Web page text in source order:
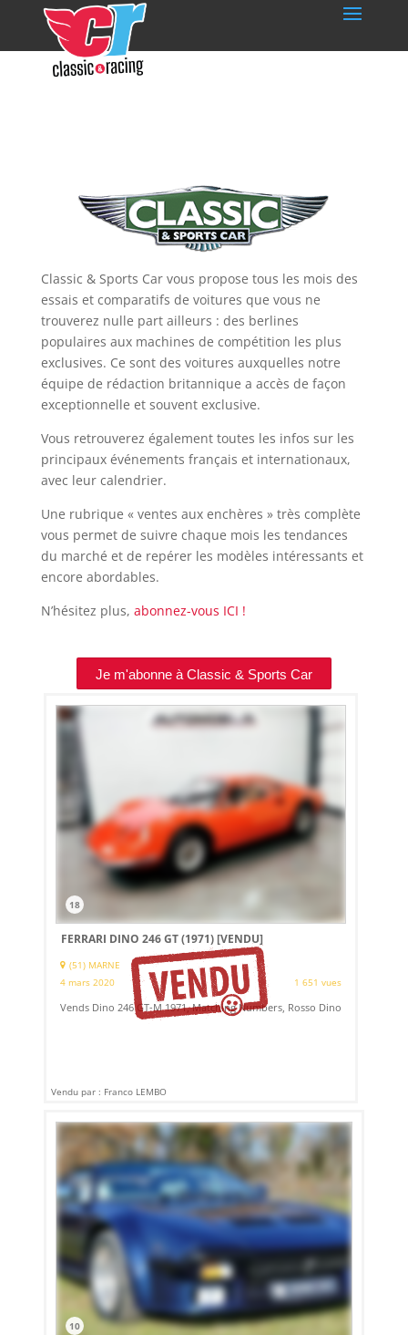
Classic & Sports Car vous propose tous les mois des
essais et comparatifs de voitures que vous ne
trouverez nulle part ailleurs : des berlines
populaires aux machines de compétition les plus
exclusives. Ce sont des voitures auxquelles notre
équipe de rédaction britannique a accès de façon
exceptionnelle et souvent exclusive.
Vous retrouverez également toutes les infos sur les
principaux événements français et internationaux,
avec leur calendrier.
Une rubrique « ventes aux enchères » très complète
vous permet de suivre chaque mois les tendances
du marché et de repérer les modèles intéressants et
encore abordables.
N’hésitez plus, abonnez-vous ICI !
Je m'abonne à Classic & Sports Car
18
FERRARI DINO 246 GT (1971)[VENDU]
(51) MARNE
4 mars 2020
1 651 vues
Vends Dino 246 GT-M 1971, Matching Numbers, Rosso Dino
Vendu par : Franco LEMBO
10